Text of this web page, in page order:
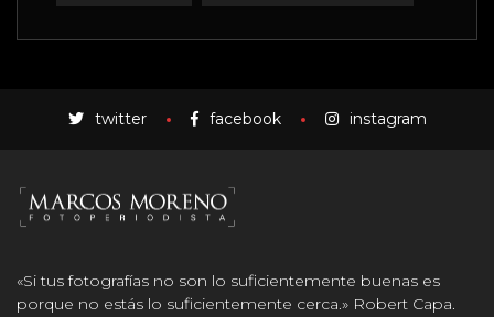
twitter facebook instagram
«Si tus fotografías no son lo suficientemente buenas es
porque no estás lo suficientemente cerca.» Robert Capa.